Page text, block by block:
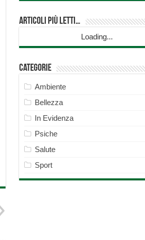
Articoli più Letti…
Loading...
Categorie
Ambiente
Bellezza
In Evidenza
Psiche
Salute
Sport